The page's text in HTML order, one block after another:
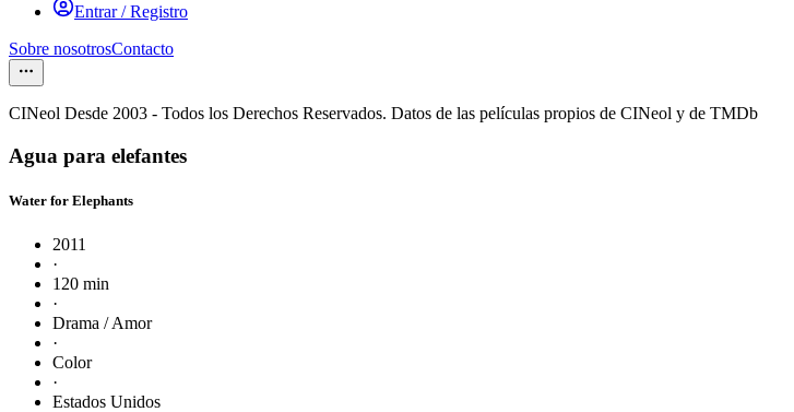
Entrar / Registro
Sobre nosotrosContacto
CINeol Desde 2003 - Todos los Derechos Reservados. Datos de las películas propios de CINeol y de TMDb
Agua para elefantes
Water for Elephants
2011
·
120 min
·
Drama / Amor
·
Color
·
Estados Unidos